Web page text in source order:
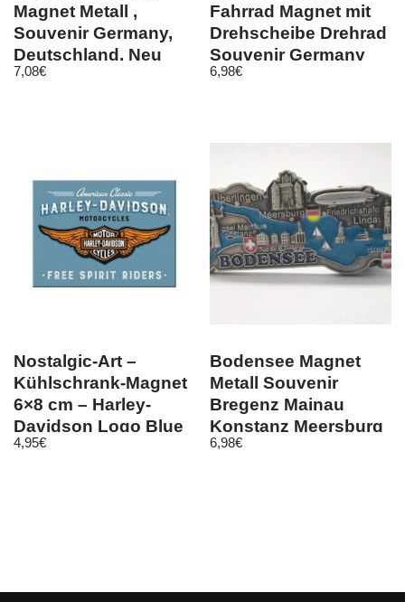
Magnet Metall ,
Souvenir Germany,
Deutschland, Neu
7,08€
Fahrrad Magnet mit
Drehscheibe Drehrad
Souvenir Germany
6,98€
Nostalgic-Art –
Kühlschrank-Magnet
6×8 cm – Harley-
Davidson Logo Blue
4,95€
Bodensee Magnet
Metall Souvenir
Bregenz Mainau
Konstanz Meersburg
…
6,98€